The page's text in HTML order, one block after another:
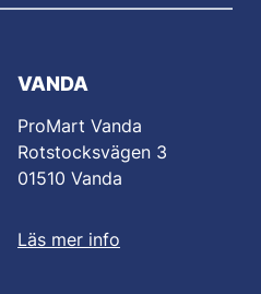
VANDA
ProMart Vanda
Rotstocksvägen 3
01510 Vanda
Läs mer info